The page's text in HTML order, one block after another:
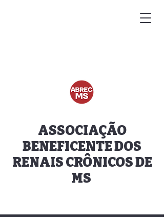
ASSOCIAÇÃO
BENEFICENTE DOS
RENAIS CRÔNICOS DE
MS